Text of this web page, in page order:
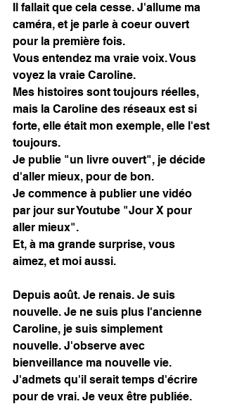
Il fallait que cela cesse. J'allume ma
caméra, et je parle à coeur ouvert
pour la première fois.
Vous entendez ma vraie voix. Vous
voyez la vraie Caroline.
Mes histoires sont toujours réelles,
mais la Caroline des réseaux est si
forte, elle était mon exemple, elle l'est
toujours.
Je publie "un livre ouvert", je décide
d'aller mieux, pour de bon.
Je commence à publier une vidéo
par jour sur Youtube "Jour X pour
aller mieux".
Et, à ma grande surprise, vous
aimez, et moi aussi.
Depuis août. Je renais. Je suis
nouvelle. Je ne suis plus l'ancienne
Caroline, je suis simplement
nouvelle. J'observe avec
bienveillance ma nouvelle vie.
J'admets qu'il serait temps d'écrire
pour de vrai. Je veux être publiée.